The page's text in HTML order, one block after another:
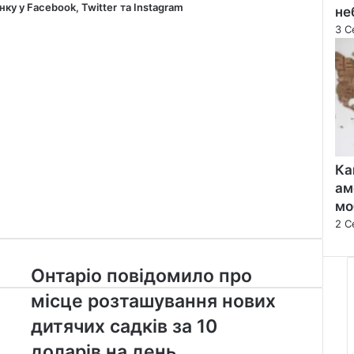
у Facebook, Twitter та Instagram
Онтаріо
повідомило про
місце розташування
нових
дитячих садків
Онтаріо повідомило про
місце розташування нових
дитячих садків за 10
3
2